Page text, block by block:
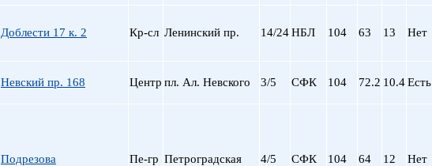
Доблести 17 к. 2 Кр-сл Ленинский пр. 14/24НБЛ 104 63 13 Нет
Невский пр. 168 Центр пл. Ал. Невского 3/5 СФК 104 72.2 10.4Есть
Подрезова Пе-гр Петроградская 4/5 СФК 104 64 12 Нет